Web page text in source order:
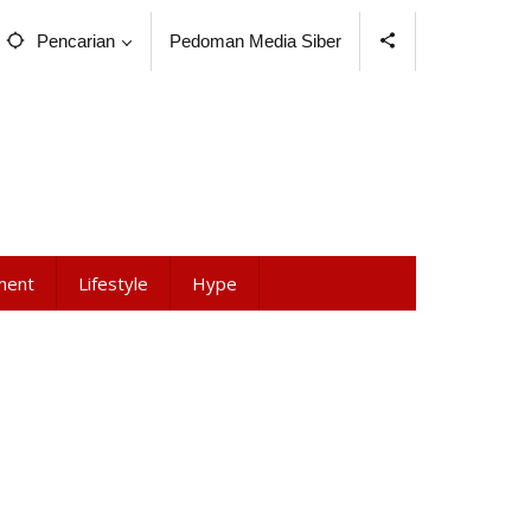
Pencarian Pedoman Media Siber
Lifestyle Hype